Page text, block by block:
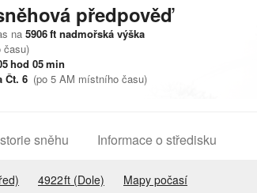
předpověď
na 5906ft nadmořská výška
času)
hod 05min
Čt. 6 (po 5 AM místního času)
sněhu Informace o středisku
4922ft (Dole) Mapy počasí